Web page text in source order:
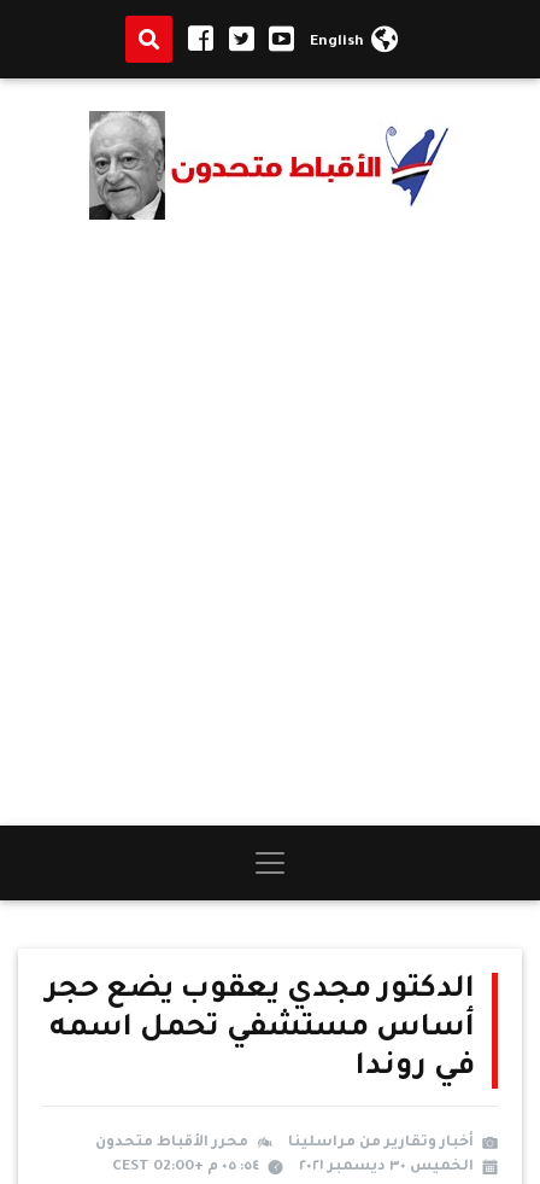
English
الدكتور مجدي يعقوب يضع حجر
أساس مستشفي تحمل اسمه
في روندا
أخبار وتقارير من مراسلينا
محرر الأقباط متحدون
الخميس ٣٠ ديسمبر ٢٠٢١
٥٤: ٠٥ م +02:00 CEST